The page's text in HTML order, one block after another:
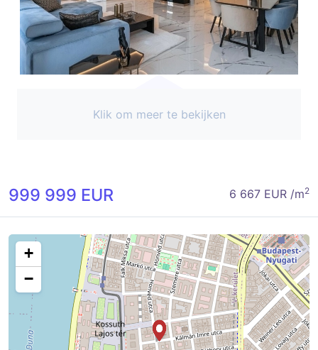
Klik om meer te bekijken
999 999 EUR 6 667 EUR /m2
+
−